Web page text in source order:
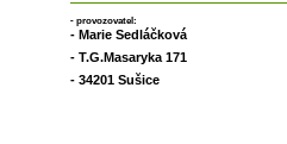
- provozovatel:
- Marie Sedláčková
- T.G.Masaryka 171
- 34201 Sušice